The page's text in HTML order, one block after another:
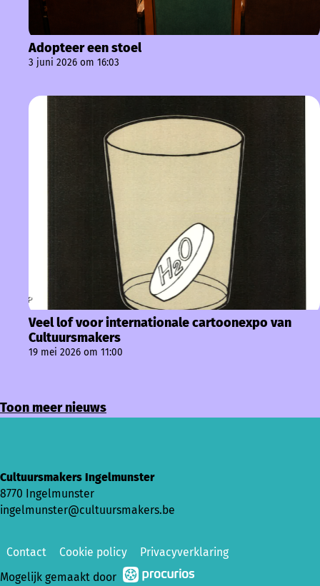
Adopteer een stoel
3 juni 2026 om 16:03
Veel lof voor internationale cartoonexpo van
Cultuursmakers
19 mei 2026 om 11:00
Toon meer nieuws
Cultuursmakers Ingelmunster
8770 Ingelmunster
ingelmunster@cultuursmakers.be
Contact Cookie policy
Privacyverklaring
Mogelijk gemaakt door